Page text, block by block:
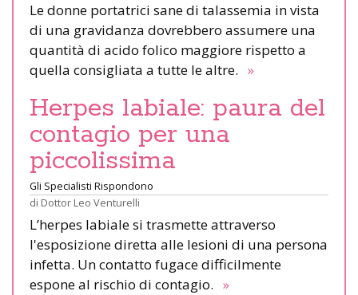
Le donne portatrici sane di talassemia in vista
di una gravidanza dovrebbero assumere una
quantità di acido folico maggiore rispetto a
quella consigliata a tutte le altre. »
Herpes labiale: paura del
contagio per una
piccolissima
Gli Specialisti Rispondono
di Dottor Leo Venturelli
L’herpes labiale si trasmette attraverso
l'esposizione diretta alle lesioni di una persona
infetta. Un contatto fugace difficilmente
espone al rischio di contagio. »